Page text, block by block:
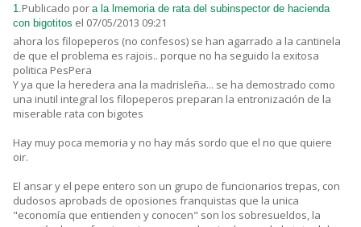
1.Publicado por a la lmemoria de rata del subinspector de hacienda
con bigotitos el 07/05/2013 09:21
ahora los filopeperos (no confesos) se han agarrado a la cantinela
de que el problema es rajois.. porque no ha seguido la exitosa
politica PesPera
Y ya que la heredera ana la madrisleña... se ha demostrado como
una inutil integral los filopeperos preparan la entronización de la
miserable rata con bigotes
Hay muy poca memoria y no hay más sordo que el no que quiere
oir.
El ansar y el pepe entero son un grupo de funcionarios trepas, con
dudosos aprobads de oposiones franquistas que la unica
"economía que entienden y conocen" son los sobresueldos, la